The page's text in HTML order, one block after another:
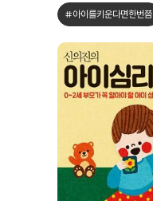
#아이를키운다면한번쯤